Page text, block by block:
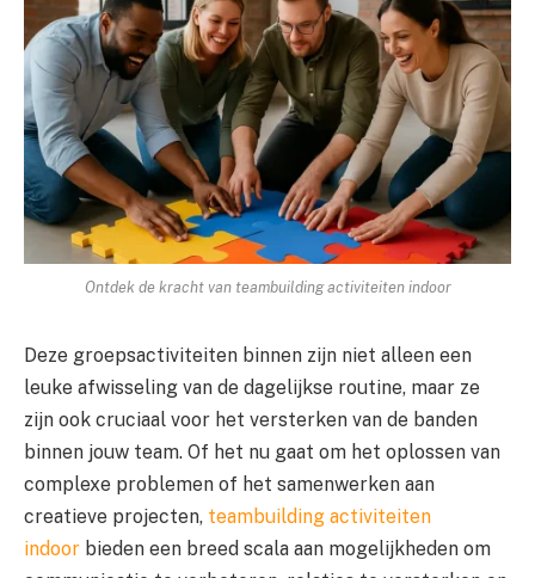
Ontdek de kracht van teambuilding activiteiten indoor
Deze groepsactiviteiten binnen zijn niet alleen een
leuke afwisseling van de dagelijkse routine, maar ze
zijn ook cruciaal voor het versterken van de banden
binnen jouw team. Of het nu gaat om het oplossen van
complexe problemen of het samenwerken aan
creatieve projecten, teambuilding activiteiten
indoor bieden een breed scala aan mogelijkheden om